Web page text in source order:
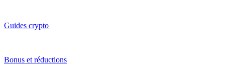
Guides crypto
Bonus et réductions